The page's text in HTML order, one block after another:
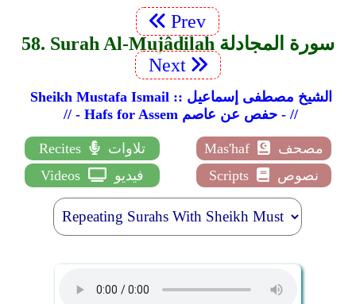
Prev
58. Surah Al-Mujâdilah سورة المجادلة
Next
Sheikh Mustafa Ismail :: الشيخ مصطفى إسماعيل
// - Hafs for Assem حفص عن عاصم - //
Recites تلاوات Mas'haf
مصحف
Videos
فيديو Scripts نصوص